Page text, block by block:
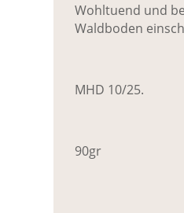
Wohltuend und
Waldboden
MHD 10/25.
90gr